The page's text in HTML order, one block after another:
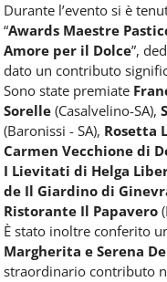
Durante l’evento si è
“Awards Maestre
Amore per il Dolce”,
dato un contributo
Sono state premiate
Sorelle (Casalvelino-SA),
(Baronissi - SA), Rosetta
Carmen Vecchione di
I Lievitati di Helga
de Il Giardino di
Ristorante Il Papavero
È stato inoltre conferito
Margherita e Serena
straordinario contributo